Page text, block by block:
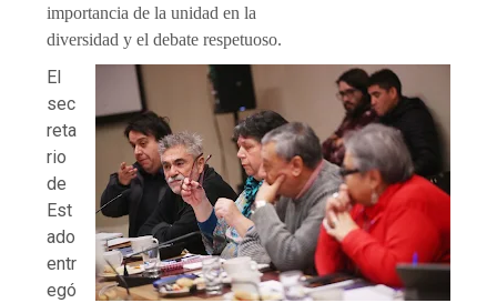
importancia de la unidad en la
diversidad y el debate respetuoso.
El
sec
reta
rio
de
Est
ado
entr
egó